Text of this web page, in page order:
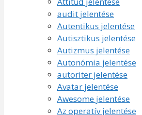
audit jelentése
Autentikus jelentése
Autisztikus jelentése
Autizmus jelentése
Autonómia jelentése
autoriter jelentése
Avatar jelentése
Awesome jelentése
Az operatív jelentése